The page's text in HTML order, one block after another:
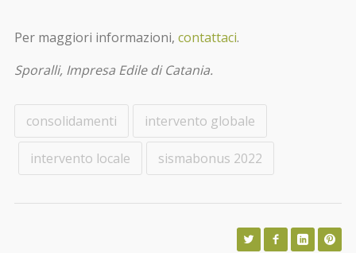
Per maggiori informazioni, contattaci.
Sporalli, Impresa Edile di Catania.
consolidamenti intervento globale
intervento locale sismabonus 2022